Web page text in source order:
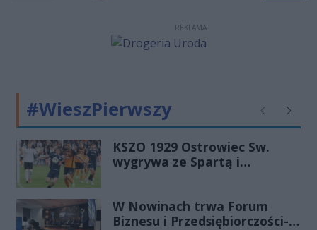
operacja i kilkumiesięczna przerwa
od gry.
REKLAMA
#WieszPierwszy Poprzednie
KSZO 1929 Ostrowiec Sw.
wygrywa ze Spartą i
W Nowinach trwa Forum
Biznesu i Przedsiębiorczości-